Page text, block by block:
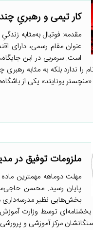
کار تیمی و رهبریِ
مقدمه: فوتبال به‌مثابه
عنوان مقام رسمی، دارای
است. سرمربی در این
را ندارد بلکه به مثابه
یونایتد» یکی از
ملزومات توفیق در
مهلت دوماهه مهمترین
پایان رسید. محسن
بخش‌هایی نظیر مدرسه‌داری
توسط وزارت
مرکز آموزشی و پرورشی